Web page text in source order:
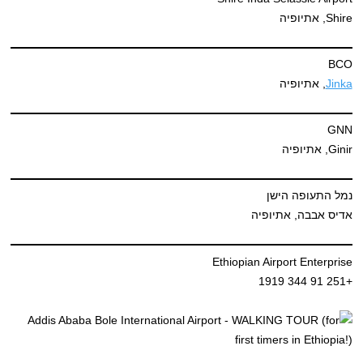
Shire, אתיופיה
BCO
Jinka , אתיופיה
GNN
Ginir, אתיופיה
נמל התעופה הישן
אדיס אבבה, אתיופיה
Ethiopian Airport Enterprise
+251 91 344 1919